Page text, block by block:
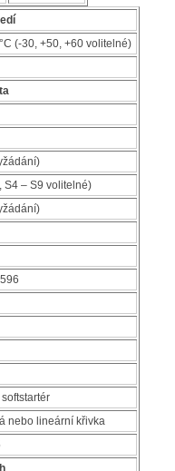
(-30, +50, +60 volitelné)
S4 – S9 volitelné)
nebo lineární křivka